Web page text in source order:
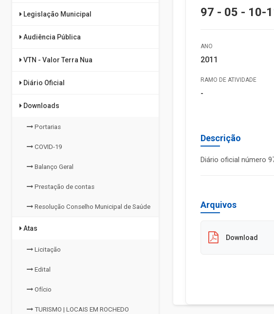
Legislação Municipal
Audiência Pública
VTN - Valor Terra Nua
Diário Oficial
Downloads
Portarias
COVID-19
Balanço Geral
Prestação de contas
Resolução Conselho Municipal de Saúde
Atas
Licitação
Edital
Ofício
TURISMO | LOCAIS EM ROCHEDO
97 - 05 - 10-
ANO
2011
RAMO DE ATIVIDADE
-
Descrição
Diário oficial número
Arquivos
Download